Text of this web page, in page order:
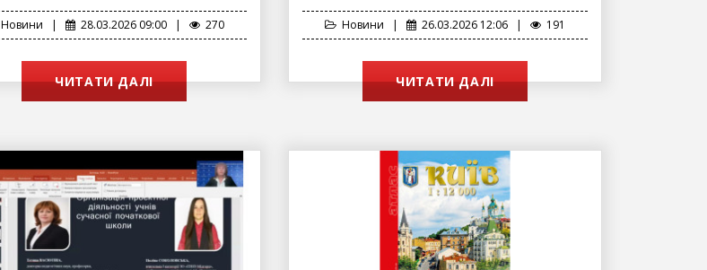
Новини | 28.03.2026 09:00 | 270
ЧИТАТИ ДАЛІ
25 березня. Доповідачем...
Новини | 26.03.2026 12:06 | 191
ЧИТАТИ ДАЛІ